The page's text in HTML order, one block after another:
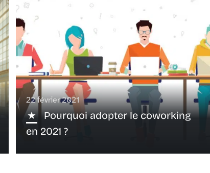
22 février 2021
Pourquoi adopter le coworking
en 2021 ?